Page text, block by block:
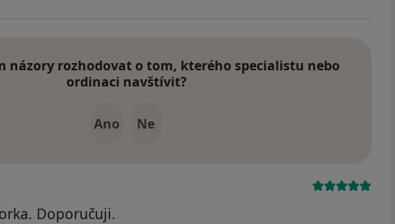
názory rozhodovat o tom, kterého specialistu nebo
ordinaci navštívit?
Ano Ne
Doporučuji.